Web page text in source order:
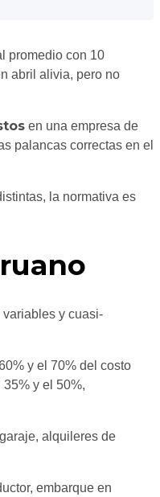
promedio con 10
abril alivia, pero no
en una empresa de
palancas correctas en el
la normativa es
y cuasi-
y el 70% del costo
y el 50%,
alquileres de
embarque en